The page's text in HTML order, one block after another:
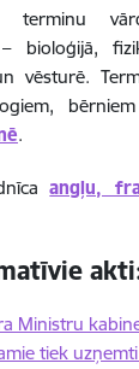
terminu
bioloģijā,
vēsturē.
.
angļu,
Ministru
tiek